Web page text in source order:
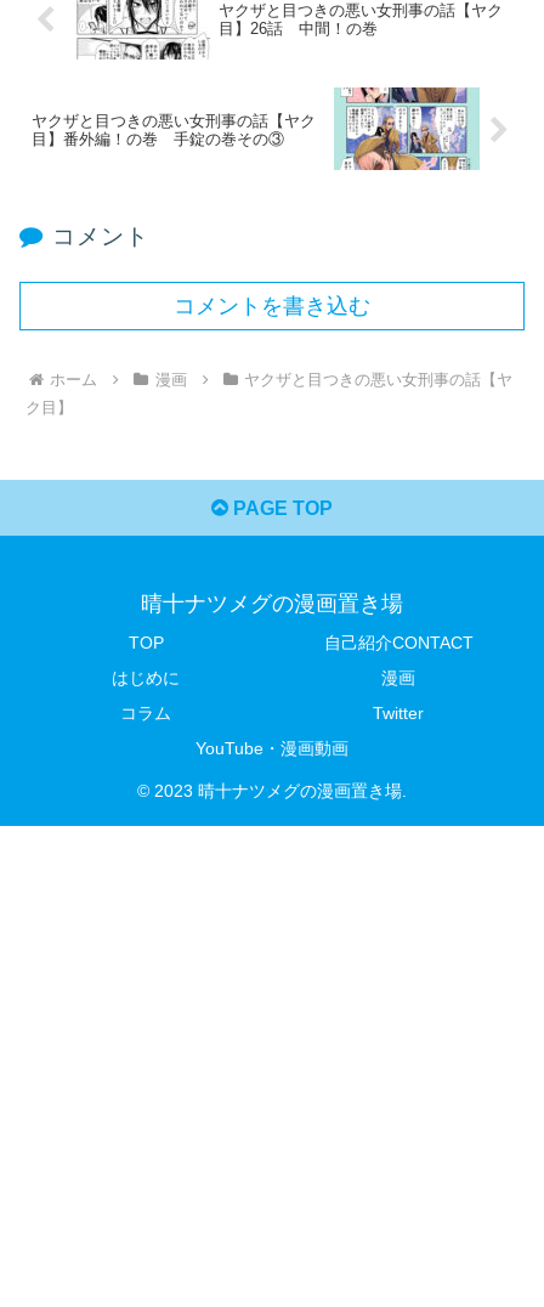
ヤクザと目つきの悪い女刑事の話【ヤク
目】26話 中間！の巻
ヤクザと目つきの悪い女刑事の話【ヤク
目】番外編！の巻 手錠の巻その③​
コメント
コメントを書き込む
ホーム 漫画
ヤクザと目つきの悪い女刑事の話【ヤ
ク目】
PAGE TOP
晴十ナツメグの漫画置き場
TOP
自己紹介CONTACT
はじめに
漫画
コラム
Twitter
YouTube・漫画動画
© 2023 晴十ナツメグの漫画置き場.